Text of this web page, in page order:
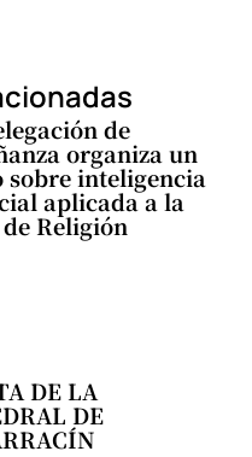
de
organiza un
sobre inteligencia
aplicada a la
Religión
DE LA
DE